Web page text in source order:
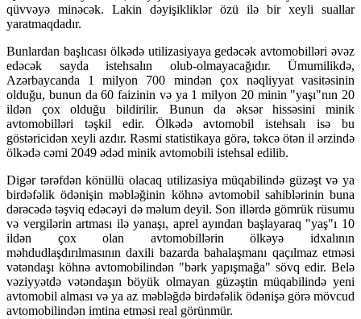
qüvvəyə minəcək. Lakin dəyişikliklər özü ilə bir xeyli suallar
yaratmaqdadır.
Bunlardan başlıcası ölkədə utilizasiyaya gedəcək avtomobilləri əvəz
edəcək sayda istehsalın olub-olmayacağıdır. Ümumilikdə,
Azərbaycanda 1 milyon 700 mindən çox nəqliyyat vasitəsinin
olduğu, bunun da 60 faizinin və ya 1 milyon 20 minin "yaşı"nın 20
ildən çox olduğu bildirilir. Bunun da əksər hissəsini minik
avtomobilləri təşkil edir. Ölkədə avtomobil istehsalı isə bu
göstəricidən xeyli azdır. Rəsmi statistikaya görə, təkcə ötən il ərzində
ölkədə cəmi 2049 ədəd minik avtomobili istehsal edilib.
Digər tərəfdən könüllü olacaq utilizasiya müqabilində güzəşt və ya
birdəfəlik ödənişin məbləğinin köhnə avtomobil sahiblərinin buna
dərəcədə təşviq edəcəyi də məlum deyil. Son illərdə gömrük rüsumu
və vergilərin artması ilə yanaşı, aprel ayından başlayaraq "yaş"ı 10
ildən çox olan avtomobillərin ölkəyə idxalının
məhdudlaşdırılmasının daxili bazarda bahalaşmanı qaçılmaz etməsi
vətəndaşı köhnə avtomobilindən "bərk yapışmağa" sövq edir. Belə
vəziyyətdə vətəndaşın böyük olmayan güzəştin müqabilində yeni
avtomobil alması və ya az məbləğdə birdəfəlik ödənişə görə mövcud
avtomobilindən imtina etməsi real görünmür.